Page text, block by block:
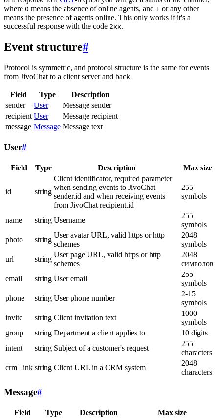
where 0 means the absence of online agents, and 1 or any other
means the presence of agents online. This only works if it's a
successful response with the code 2xx.
Event structure#
Protocol is symmetric, and protocol structure is the same for events
from JivoChat to a client server and back.
Field Type
Description
sender
User
Message sender
recipient User
Message recipient
message Message Message text
User#
Field Type Description Max size
id string
Client identificator, required parameter
when sending events to JivoChat
sender.id and when receiving events
from JivoChat recipient.id
255
symbols
name string Username
255
symbols
photo
string
User avatar URL, valid https or http
schemes
2048
symbols
url
string
User page URL, valid https or http
schemes
2048
символов
email
string User email
255
symbols
phone
string User phone number
2-15
symbols
invite
string Client invitation text
1000
symbols
group
string Department a client applies to
10 digits
intent
string Subject of a customer's request
255
characters
crm_link string Client URL in a CRM system
2048
characters
Message#
Field Type Description Max size